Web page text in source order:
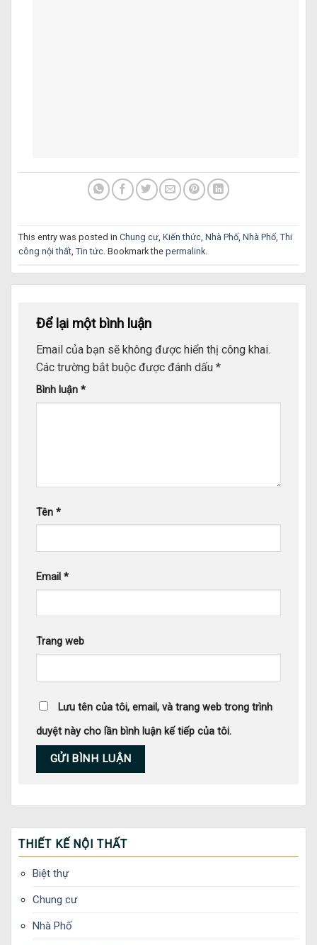
This entry was posted in Chung cư, Kiến thức, Nhà Phố, Nhà Phố, Thi
công nội thất, Tin tức. Bookmark the permalink.
Để lại một bình luận
Email của bạn sẽ không được hiển thị công khai.
Các trường bắt buộc được đánh dấu *
Bình luận *
Tên *
Email *
Trang web
Lưu tên của tôi, email, và trang web trong trình
duyệt này cho lần bình luận kế tiếp của tôi.
THIẾT KẾ NỘI THẤT
Biệt thự
Chung cư
Nhà Phố